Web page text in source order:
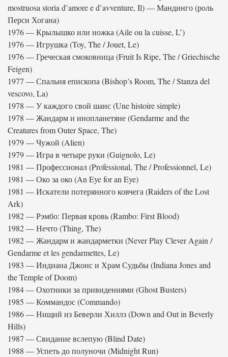
mostruosa storia d’amore e d’avventure, Il) — Мандинго (роль
Перси Хогана)
1976 — Крылышко или ножка (Aile ou la cuisse, L’)
1976 — Игрушка (Toy, The / Jouet, Le)
1976 — Греческая смоковница (Fruit Is Ripe, The / Griechische
Feigen)
1977 — Спальня епископа (Bishop’s Room, The / Stanza del
vescovo, La)
1978 — У каждого свой шанс (Une histoire simple)
1978 — Жандарм и инопланетяне (Gendarme and the
Creatures from Outer Space, The)
1979 — Чужой (Alien)
1979 — Игра в четыре руки (Guignolo, Le)
1981 — Профессионал (Professional, The / Professionnel, Le)
1981 — Око за око (An Eye for an Eye)
1981 — Искатели потерянного ковчега (Raiders of the Lost
Ark)
1982 — Рэмбо: Первая кровь (Rambo: First Blood)
1982 — Нечто (Thing, The)
1982 — Жандарм и жандарметки (Never Play Clever Again /
Gendarme et les gendarmettes, Le)
1983 — Индиана Джонс и Храм Судьбы (Indiana Jones and
the Temple of Doom)
1984 — Охотники за привидениями (Ghost Busters)
1985 — Коммандос (Commando)
1986 — Нищий из Беверли Хиллз (Down and Out in Beverly
Hills)
1987 — Свидание вслепую (Blind Date)
1988 — Успеть до полуночи (Midnight Run)